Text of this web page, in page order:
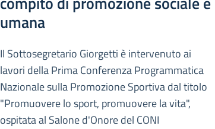
umana
Il Sottosegretario Giorgetti è intervenuto ai
lavori della Prima Conferenza Programmatica
Nazionale sulla Promozione Sportiva dal titolo
"Promuovere lo sport, promuovere la vita",
ospitata al Salone d'Onore del CONI